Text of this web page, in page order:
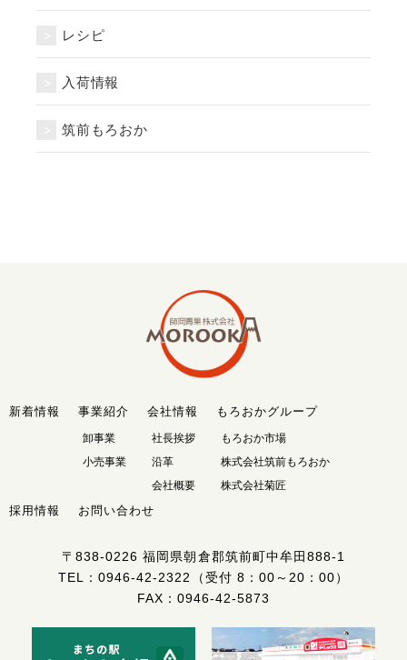
レシピ
入荷情報
筑前もろおか
新着情報 事業紹介
卸事業
小売事業
会社情報
社長挨拶
沿革
会社概要
もろおかグループ
もろおか市場
株式会社筑前もろおか
株式会社菊匠
採用情報 お問い合わせ
〒838-0226福岡県朝倉郡筑前町中牟田888-1
TEL： 0946-42-2322
（受付 8：00～20：00）
FAX：0946-42-5873